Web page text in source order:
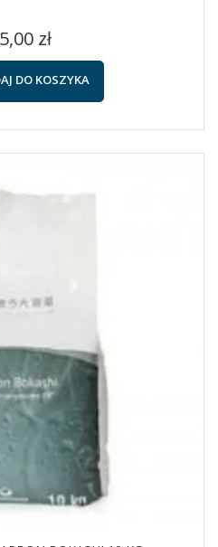
zł
DO KOSZYKA